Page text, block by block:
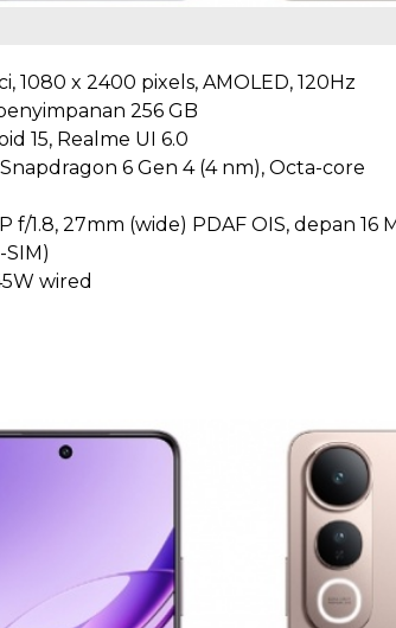
1080 x 2400 pixels, AMOLED, 120Hz
256 GB
15, Realme UI 6.0
6 Gen 4 (4 nm), Octa-core
f/1.8, 27mm (wide) PDAF OIS, depan 16
SIM)
wired